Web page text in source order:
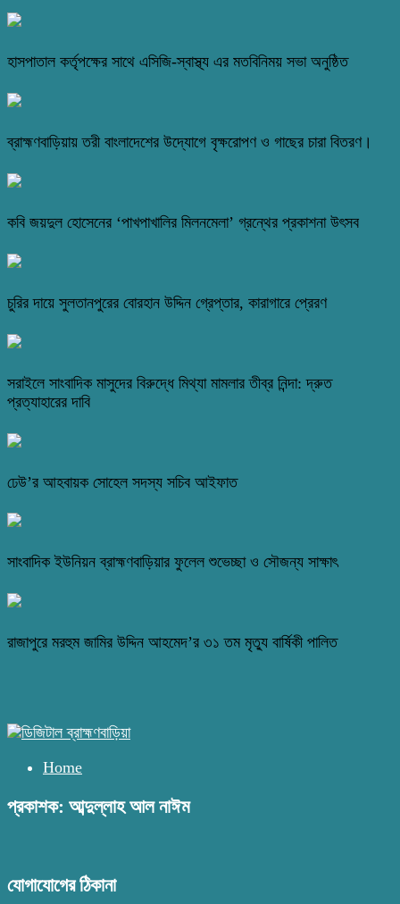
হাসপাতাল কর্তৃপক্ষের সাথে এসিজি-স্বাস্থ্য এর মতবিনিময় সভা অনুষ্ঠিত
ব্রাহ্মণবাড়িয়ায় তরী বাংলাদেশের উদ্যোগে বৃক্ষরোপণ ও গাছের চারা বিতরণ।
কবি জয়দুল হোসেনের ‘পাখপাখালির মিলনমেলা’ গ্রন্থের প্রকাশনা উৎসব
চুরির দায়ে সুলতানপুরের বোরহান উদ্দিন গ্রেপ্তার, কারাগারে প্রেরণ
সরাইলে সাংবাদিক মাসুদের বিরুদ্ধে মিথ্যা মামলার তীব্র নিন্দা: দ্রুত
প্রত্যাহারের দাবি
ঢেউ’র আহবায়ক সোহেল সদস্য সচিব আইফাত
সাংবাদিক ইউনিয়ন ব্রাহ্মণবাড়িয়ার ফুলেল শুভেচ্ছা ও সৌজন্য সাক্ষাৎ
রাজাপুরে মরহুম জামির উদ্দিন আহমেদ’র ৩১ তম মৃত্যু বার্ষিকী পালিত
Home
প্রকাশক: আব্দুল্লাহ আল নাঈম
যোগাযোগের ঠিকানা